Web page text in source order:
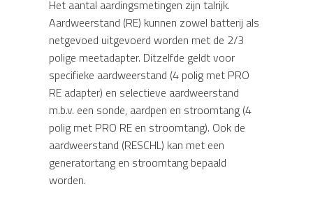
Het aantal aardingsmetingen zijn talrijk.
Aardweerstand (RE) kunnen zowel batterij als
netgevoed uitgevoerd worden met de 2/3
polige meetadapter. Ditzelfde geldt voor
specifieke aardweerstand (4 polig met PRO
RE adapter) en selectieve aardweerstand
m.b.v. een sonde, aardpen en stroomtang (4
polig met PRO RE en stroomtang). Ook de
aardweerstand (RESCHL) kan met een
generatortang en stroomtang bepaald
worden.